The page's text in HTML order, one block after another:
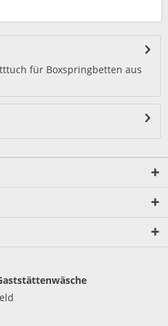
für Boxspringbetten aus